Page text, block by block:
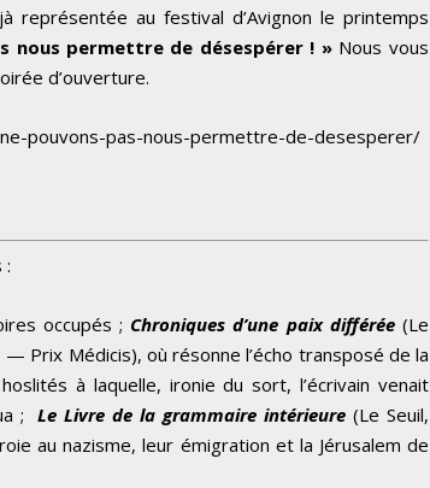
représentée au festival d’Avignon le printemps
nous permettre de désespérer ! »Nous vous
d’ouverture.
pouvons-pas-nous-permettre-de-desesperer/
:
occupés ; Chroniques d’une paix différée(Le
— Prix Médicis), où résonne l’écho transposé de la
à laquelle, ironie du sort, l’écrivain venait
;Le Livre de la grammaire intérieure (Le Seuil,
au nazisme, leur émigration et la Jérusalem de